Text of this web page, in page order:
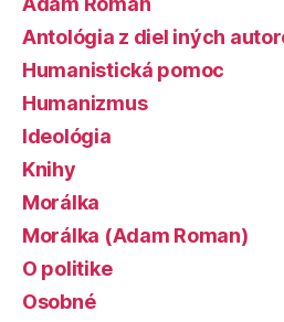
Antológia z diel iných
Humanistická pomoc
Humanizmus
Ideológia
Knihy
Morálka
Morálka (Adam Roman)
O politike
Osobné